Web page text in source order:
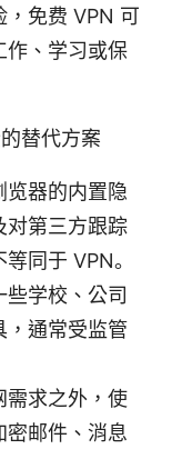
，免费 VPN 可
作、学习或保
替代方案
览器的内置隐
对第三方跟踪
同于 VPN。
学校、公司
，通常受监管
需求之外，使
密邮件、消息